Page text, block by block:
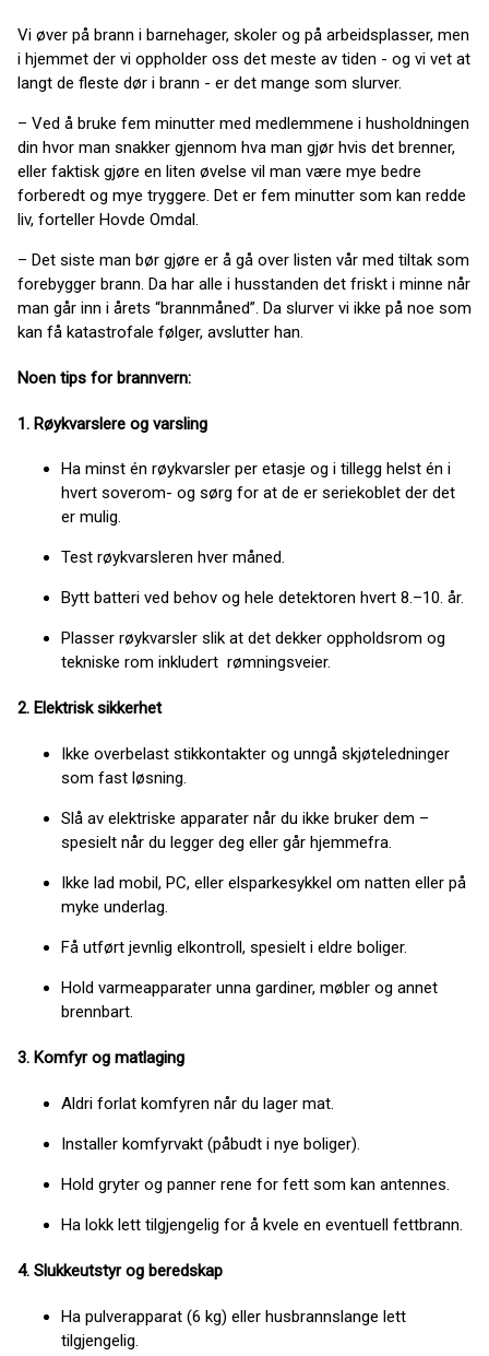
Vi øver på brann i barnehager, skoler og på arbeidsplasser, men
i hjemmet der vi oppholder oss det meste av tiden - og vi vet at
langt de fleste dør i brann - er det mange som slurver.
– Ved å bruke fem minutter med medlemmene i husholdningen
din hvor man snakker gjennom hva man gjør hvis det brenner,
eller faktisk gjøre en liten øvelse vil man være mye bedre
forberedt og mye tryggere. Det er fem minutter som kan redde
liv, forteller Hovde Omdal.
– Det siste man bør gjøre er å gå over listen vår med tiltak som
forebygger brann. Da har alle i husstanden det friskt i minne når
man går inn i årets “brannmåned”. Da slurver vi ikke på noe som
kan få katastrofale følger, avslutter han.
Noen tips for brannvern:
1. Røykvarslere og varsling
Ha minst én røykvarsler per etasje og i tillegg helst én i
hvert soverom- og sørg for at de er seriekoblet der det
er mulig.
Test røykvarsleren hver måned.
Bytt batteri ved behov og hele detektoren hvert 8.–10. år.
Plasser røykvarsler slik at det dekker oppholdsrom og
tekniske rom inkludert rømningsveier.
2. Elektrisk sikkerhet
Ikke overbelast stikkontakter og unngå skjøteledninger
som fast løsning.
Slå av elektriske apparater når du ikke bruker dem –
spesielt når du legger deg eller går hjemmefra.
Ikke lad mobil, PC, eller elsparkesykkel om natten eller på
myke underlag.
Få utført jevnlig elkontroll, spesielt i eldre boliger.
Hold varmeapparater unna gardiner, møbler og annet
brennbart.
3. Komfyr og matlaging
Aldri forlat komfyren når du lager mat.
Installer komfyrvakt (påbudt i nye boliger).
Hold gryter og panner rene for fett som kan antennes.
Ha lokk lett tilgjengelig for å kvele en eventuell fettbrann.
4. Slukkeutstyr og beredskap
Ha pulverapparat (6 kg) eller husbrannslange lett
tilgjengelig.